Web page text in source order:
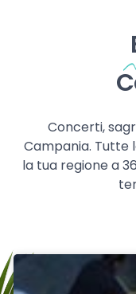
Concerti,
Campania. Tutte
la tua regione a